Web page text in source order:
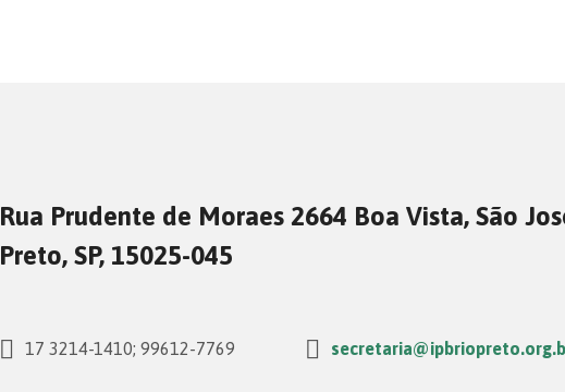
Rua Prudente de Moraes 2664 Boa Vista, São
Preto, SP, 15025-045
17 3214-1410; 99612-7769